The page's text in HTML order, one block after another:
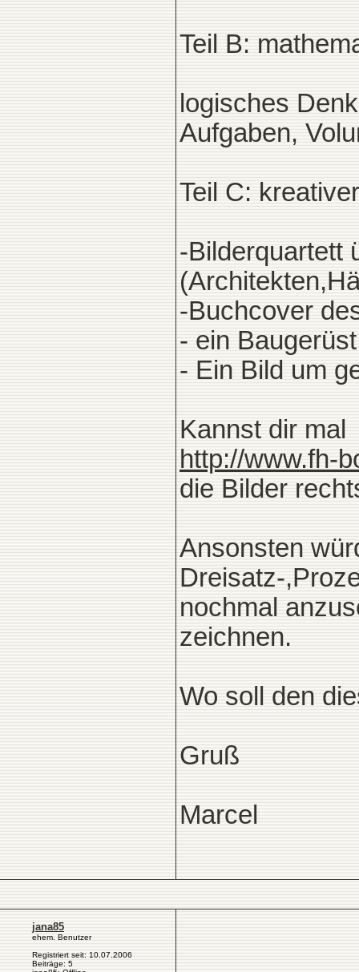
Teil B:
logisches
Aufgaben,
Teil C:
-Bilderquartett
-Buchcover
- ein
- Ein Bild um
Kannst dir mal
http://www.fh-
die Bilder
Ansonsten
Dreisatz-
nochmal
zeichnen.
Wo soll den
Gruß
Marcel
jana85
ehem. Benutzer
Registriert seit: 10.07.2006
Beiträge: 5